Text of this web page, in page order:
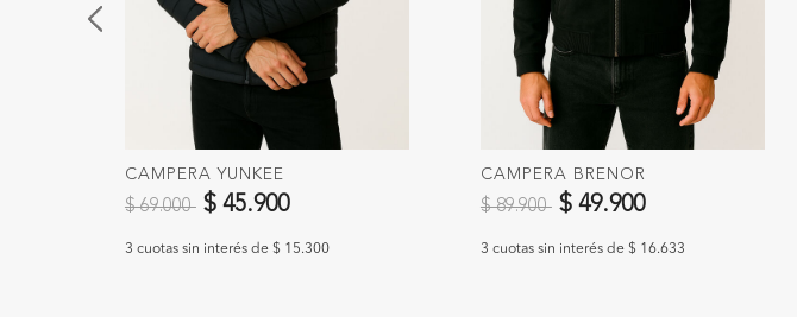
CAMPERA YUNKEE
Precio reducido de
$ 69.000 a$ 45.900
3 cuotas sin interés de $ 15.300
CAMPERA BRENOR
Precio reducido de
$ 89.900 a$ 49.900
3 cuotas sin interés de $ 16.633